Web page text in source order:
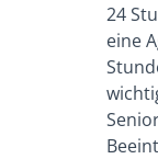
24
eine